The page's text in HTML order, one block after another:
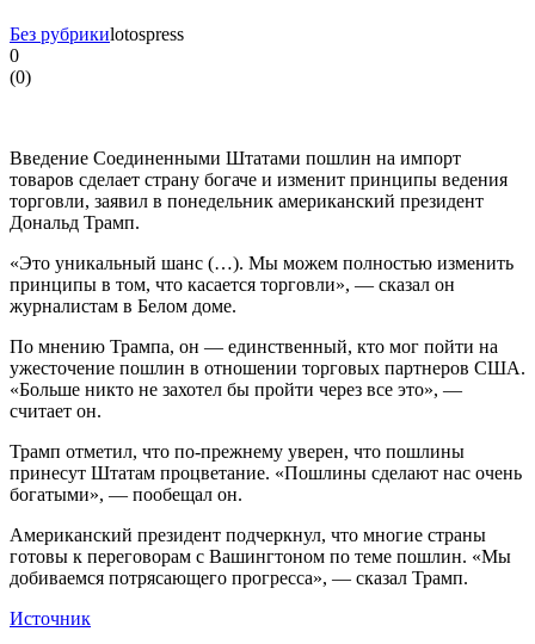
Без рубрикиlotospress
0
(0)
Введение Соединенными Штатами пошлин на импорт
товаров сделает страну богаче и изменит принципы ведения
торговли, заявил в понедельник американский президент
Дональд Трамп.
«Это уникальный шанс (…). Мы можем полностью изменить
принципы в том, что касается торговли», — сказал он
журналистам в Белом доме.
По мнению Трампа, он — единственный, кто мог пойти на
ужесточение пошлин в отношении торговых партнеров США.
«Больше никто не захотел бы пройти через все это», —
считает он.
Трамп отметил, что по-прежнему уверен, что пошлины
принесут Штатам процветание. «Пошлины сделают нас очень
богатыми», — пообещал он.
Американский президент подчеркнул, что многие страны
готовы к переговорам с Вашингтоном по теме пошлин. «Мы
добиваемся потрясающего прогресса», — сказал Трамп.
Источник